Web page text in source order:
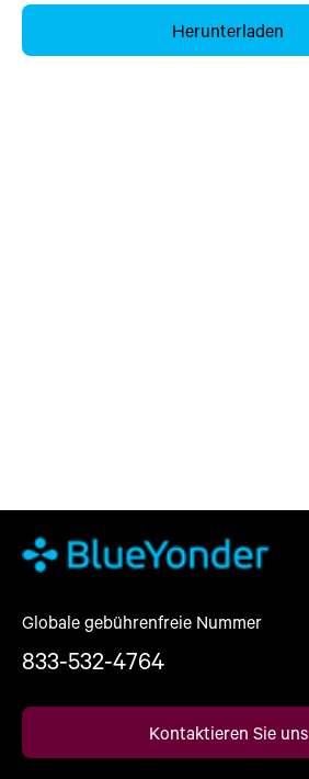
Herunterladen
Globale gebührenfreie Nummer
833-532-4764
Kontaktieren Sie uns